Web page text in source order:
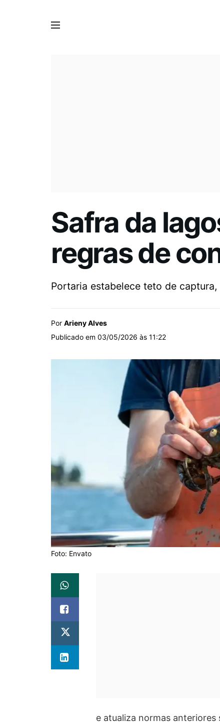
Safra da
regras de
Portaria estabelece teto de
Por Arieny Alves
Publicado em 03/05/2026 às 11:22
Foto: Envato
e atualiza normas anteriores